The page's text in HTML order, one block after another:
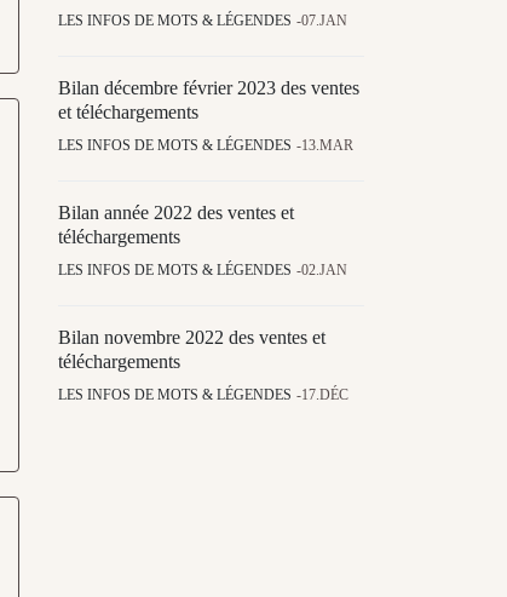
LES INFOS DE MOTS & LÉGENDES 07.JAN
Bilan décembre février 2023 des ventes
et téléchargements
LES INFOS DE MOTS & LÉGENDES 13.MAR
Bilan année 2022 des ventes et
téléchargements
LES INFOS DE MOTS & LÉGENDES 02.JAN
Bilan novembre 2022 des ventes et
téléchargements
LES INFOS DE MOTS & LÉGENDES 17.DÉC